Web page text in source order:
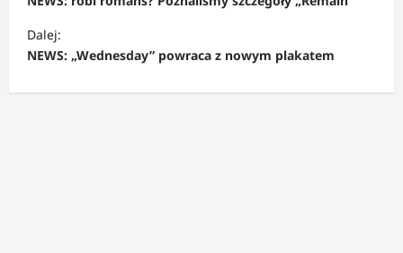
b
a
Dalej:
NEWS: „Wednesday” powraca z nowym plakatem